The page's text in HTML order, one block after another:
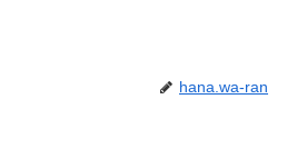
hana.wa-ran